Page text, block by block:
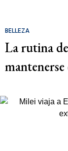
BELLEZA
La rutina